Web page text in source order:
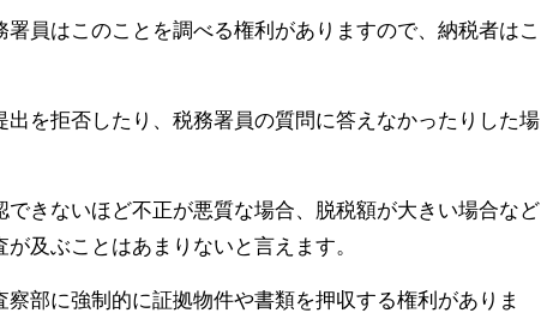
員はこのことを調べる権利がありますので、納税者はこ
を拒否したり、税務署員の質問に答えなかったりした場
きないほど不正が悪質な場合、脱税額が大きい場合など
及ぶことはあまりないと言えます。
部に強制的に証拠物件や書類を押収する権利がありま